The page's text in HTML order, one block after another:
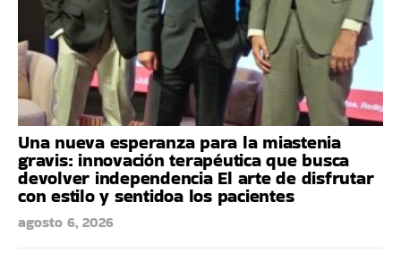
Una nueva esperanza para la miastenia
gravis: innovación terapéutica que busca
devolver independencia El arte de disfrutar
con estilo y sentidoa los pacientes
agosto 6, 2026